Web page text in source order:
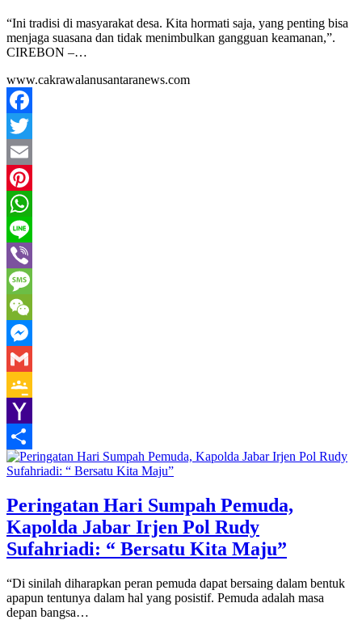
“Ini tradisi di masyarakat desa. Kita hormati saja, yang penting bisa
menjaga suasana dan tidak menimbulkan gangguan keamanan,”.
CIREBON –…
www.cakrawalanusantaranews.com
Facebook
Twitter
Email
Pinterest
WhatsApp
Line
Viber
Message
WeChat
Messenger
Gmail
Google
Classroom
Yahoo
Mail
Share
Peringatan Hari Sumpah Pemuda,
Kapolda Jabar Irjen Pol Rudy
Sufahriadi: “ Bersatu Kita Maju”
“Di sinilah diharapkan peran pemuda dapat bersaing dalam bentuk
apapun tentunya dalam hal yang posistif. Pemuda adalah masa
depan bangsa…